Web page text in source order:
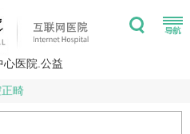
心医院.公益
正畸